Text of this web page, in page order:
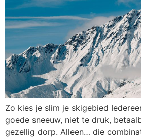
Zo kies je slim je skigebied
goede sneeuw, niet te druk,
gezellig dorp. Alleen… die